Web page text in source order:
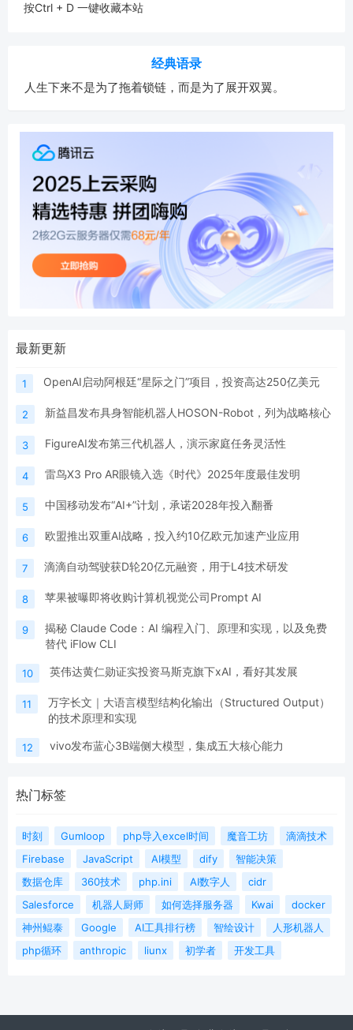
按Ctrl + D 一键收藏本站
经典语录
人生下来不是为了拖着锁链，而是为了展开双翼。
最新更新
1 OpenAI启动阿根廷“星际之门”项目，投资高达250亿美元
2 新益昌发布具身智能机器人HOSON-Robot，列为战略核心
3 FigureAI发布第三代机器人，演示家庭任务灵活性
4 雷鸟X3 Pro AR眼镜入选《时代》2025年度最佳发明
5 中国移动发布“AI+”计划，承诺2028年投入翻番
6 欧盟推出双重AI战略，投入约10亿欧元加速产业应用
7 滴滴自动驾驶获D轮20亿元融资，用于L4技术研发
8 苹果被曝即将收购计算机视觉公司Prompt AI
9
揭秘 Claude Code：AI 编程入门、原理和实现，以及免费
替代 iFlow CLI
10 英伟达黄仁勋证实投资马斯克旗下xAI，看好其发展
11
万字长文｜大语言模型结构化输出（Structured Output）
的技术原理和实现
12 vivo发布蓝心3B端侧大模型，集成五大核心能力
热门标签
时刻 Gumloop php导入excel时间 魔音工坊
滴滴技术
Firebase
JavaScript AI模型 dify
智能决策
数据仓库
360技术 php.ini AI数字人
cidr
Salesforce
机器人厨师 如何选择服务器 Kwai
docker
神州鲲泰
Google AI工具排行榜 智绘设计
人形机器人
php循环
anthropic liunx 初学者 开发工具